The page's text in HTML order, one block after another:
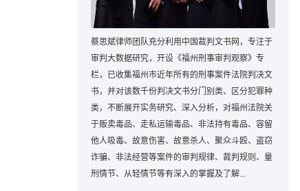
蔡思斌律师团队充分利用中国裁判文书网，专注于
审判大数据研究，开设《福州刑事审判观察》专
栏，已收集福州市近年所有的刑事案件法院判决文
书，并对该数千份判决文书分门别类、区分犯罪种
类，不断展开实务研究、深入分析，对福州法院关
于贩卖毒品、走私运输毒品、非法持有毒品、容留
他人吸毒、故意伤害、故意杀人、聚众斗殴、盗窃
诈骗、非法经营等案件的审判规律、裁判规则、量
刑情节、从轻情节等有深入的掌握及了解...